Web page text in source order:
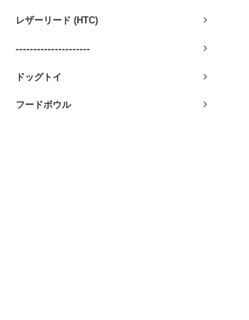
レザーリード (HTC)
---------------------
ドッグトイ
フードボウル